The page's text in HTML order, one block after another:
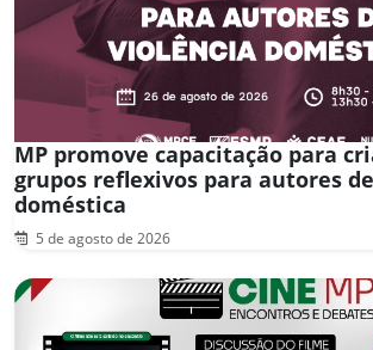
MP promove capacitação para
grupos reflexivos para autores
doméstica
5 de agosto de 2026